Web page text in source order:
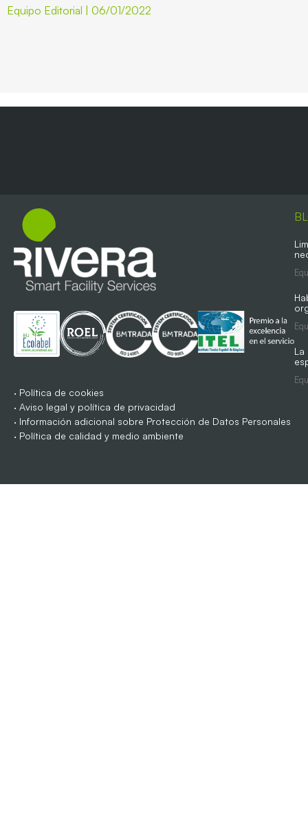
Equipo Editorial 06/01/2022
· Política de cookies
· Aviso legal y política de privacidad
· Información adicional sobre Protección de Datos Personales
· Política de calidad y medio ambiente